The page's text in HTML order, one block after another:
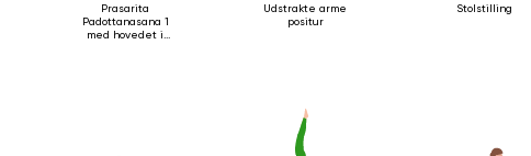
Prasarita
Padottanasana 1
med hovedet i
Udstrakte arme
positur
Stolstilling